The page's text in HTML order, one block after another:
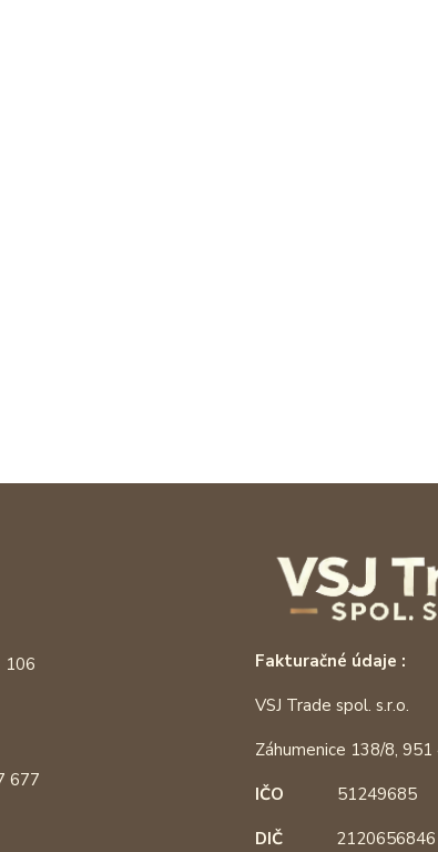
106
677
Fakturačné údaje :
VSJ Trade spol. s.r.o.
Záhumenice 138/8, 951
IČO 51249685
DIČ 2120656846